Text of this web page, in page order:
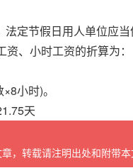
定节假日用人单位应
、小时工资的折算为：
小时)。
天
，转载请注明出处和附带本